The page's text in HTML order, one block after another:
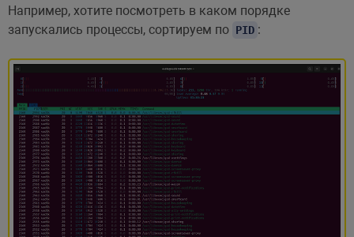
Например, хотите посмотреть в каком порядке
запускались процессы, сортируем по PID :